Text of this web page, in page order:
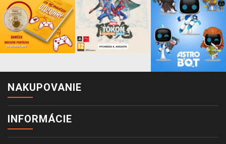
NAKUPOVANIE
INFORMÁCIE